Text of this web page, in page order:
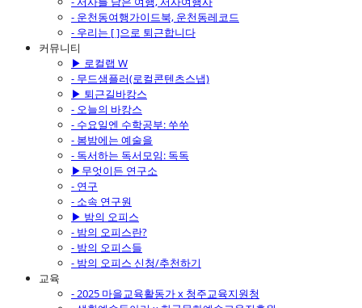
- 운천동여행가이드북, 운천동레코드
- 우리는 [ ]으로 퇴근합니다
커뮤니티
▶ 로컬랩 W
- 무드샘플러(로컬콘텐츠스냅)
▶ 퇴근길바캉스
- 오늘의 바캉스
- 수요일엔 수학공부: 쑤쑤
- 봄밤에는 예술을
- 독서하는 독서모임: 독독
▶무엇이든 연구소
- 연구
- 소속 연구원
▶ 밤의 오피스
- 밤의 오피스란?
- 밤의 오피스들
- 밤의 오피스 신청/추천하기
교육
- 2025 마을교육활동가 x 청주교육지원청